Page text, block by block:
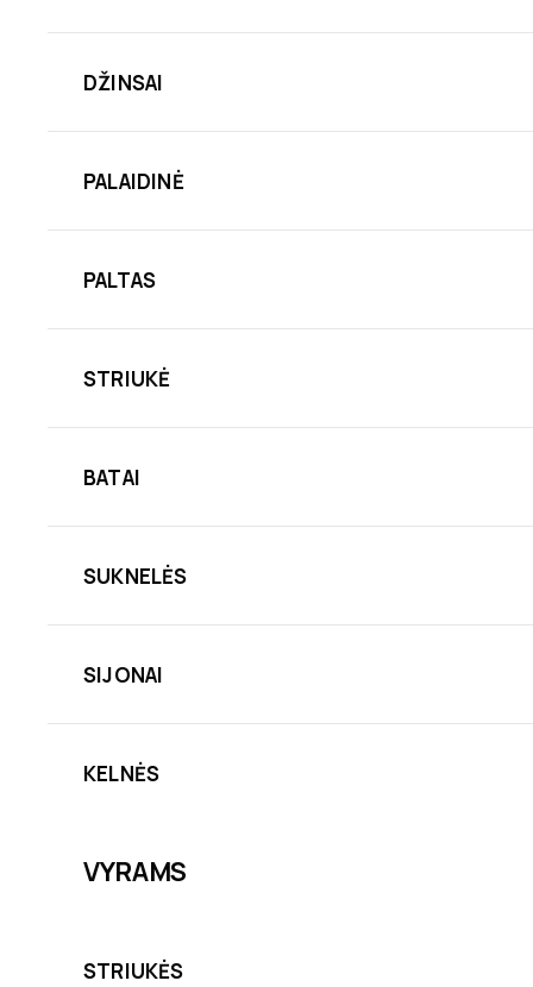
DŽINSAI
PALAIDINĖ
PALTAS
STRIUKĖ
BATAI
SUKNELĖS
SIJONAI
KELNĖS
VYRAMS
STRIUKĖS